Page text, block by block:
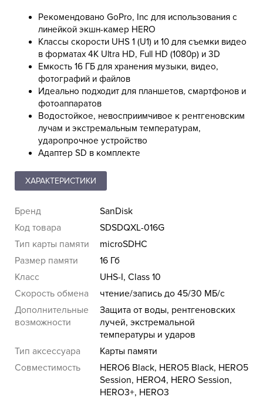
Рекомендовано GoPro, Inc для использования с
линейкой экшн-камер HERO
Классы скорости UHS 1 (U1) и 10 для съемки видео
в форматах 4K Ultra HD, Full HD (1080p) и 3D
Емкость 16 ГБ для хранения музыки, видео,
фотографий и файлов
Идеально подходит для планшетов, смартфонов и
фотоаппаратов
Водостойкое, невосприимчивое к рентгеновским
лучам и экстремальным температурам,
ударопрочное устройство
Адаптер SD в комплекте
ХАРАКТЕРИСТИКИ
Бренд
SanDisk
Код товара
SDSDQXL-016G
Тип карты памяти
microSDHC
Размер памяти
16 Гб
Класс
UHS-I, Class 10
Скорость обмена
чтение/запись до 45/30 МБ/с
Дополнительные
возможности
Защита от воды, рентгеновских
лучей, экстремальной
температуры и ударов
Тип аксессуара
Карты памяти
Совместимость
HERO6 Black, HERO5 Black, HERO5
Session, HERO4, HERO Session,
HERO3+, HERO3